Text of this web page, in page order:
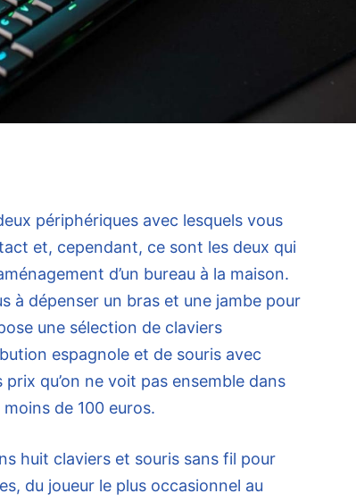
périphériques avec lesquels vous
et, cependant, ce sont les deux qui
d’un bureau à la maison.
à dépenser un bras et une jambe pour
une sélection de claviers
espagnole et de souris avec
qu’on ne voit pas ensemble dans
de 100 euros.
huit claviers et souris sans fil pour
du joueur le plus occasionnel au